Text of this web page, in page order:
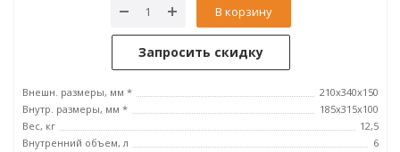
В корзину
Запросить скидку
Внешн. размеры, мм *
210x340x150
Внутр. размеры, мм *
185х315х100
Вес, кг
12,5
Внутренний объем, л
6